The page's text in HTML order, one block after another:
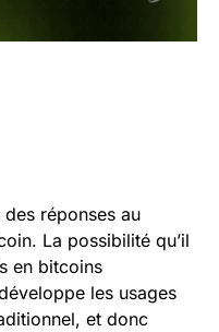
des réponses au
La possibilité qu’il
en bitcoins
les usages
et donc